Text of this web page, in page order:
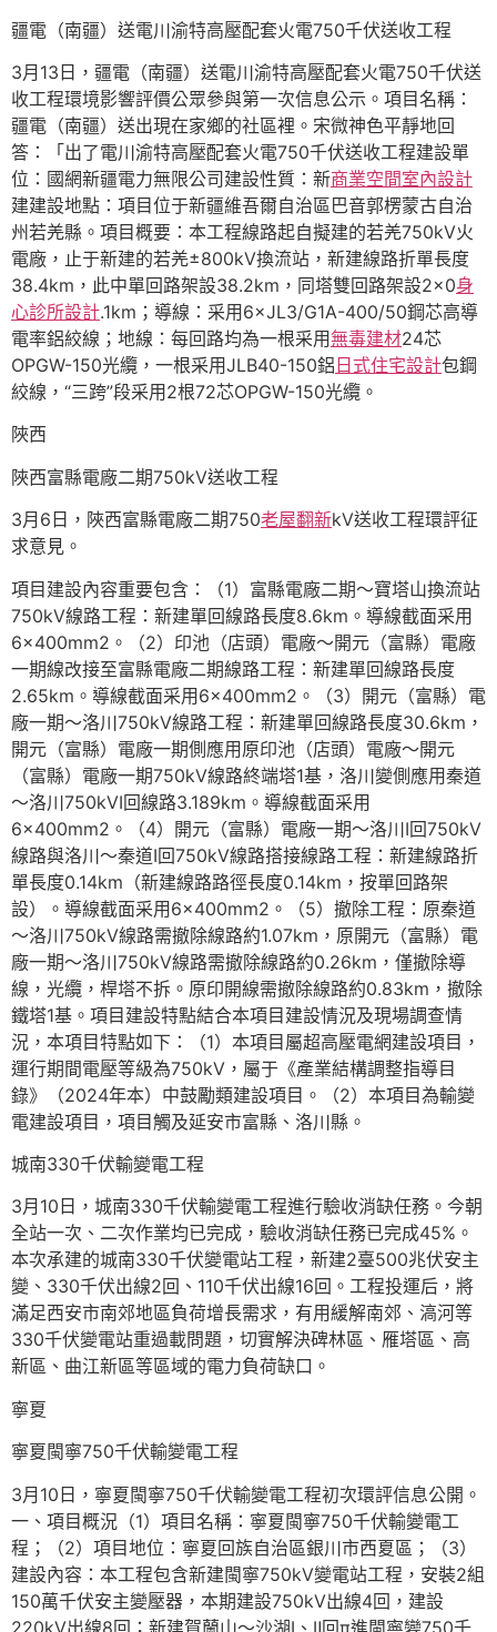
疆電（南疆）送電川渝特高壓配套火電750千伏送收工程
3月13日，疆電（南疆）送電川渝特高壓配套火電750千伏送
收工程環境影響評價公眾參與第一次信息公示。項目名稱：
疆電（南疆）送出現在家鄉的社區裡。宋微神色平靜地回
答：「出了電川渝特高壓配套火電750千伏送收工程建設單
位：國網新疆電力無限公司建設性質：新商業空間室內設計
建建設地點：項目位于新疆維吾爾自治區巴音郭楞蒙古自治
州若羌縣。項目概要：本工程線路起自擬建的若羌750kV火
電廠，止于新建的若羌±800kV換流站，新建線路折單長度
38.4km，此中單回路架設38.2km，同塔雙回路架設2×0身
心診所設計.1km；導線：采用6×JL3/G1A-400/50鋼芯高導
電率鋁絞線；地線：每回路均為一根采用無毒建材24芯
OPGW-150光纜，一根采用JLB40-150鋁 日式住宅設計包鋼
絞線，“三跨”段采用2根72芯OPGW-150光纜。
陜西
陜西富縣電廠二期750kV送收工程
3月6日，陜西富縣電廠二期750老屋翻新kV送收工程環評征
求意見。
項目建設內容重要包含：（1）富縣電廠二期～寶塔山換流站
750kV線路工程：新建單回線路長度8.6km。導線截面采用
6×400mm2。（2）印池（店頭）電廠～開元（富縣）電廠
一期線改接至富縣電廠二期線路工程：新建單回線路長度
2.65km。導線截面采用6×400mm2。（3）開元（富縣）電
廠一期～洛川750kV線路工程：新建單回線路長度30.6km，
開元（富縣）電廠一期側應用原印池（店頭）電廠～開元
（富縣）電廠一期750kV線路終端塔1基，洛川變側應用秦道
～洛川750kVⅠ回線路3.189km。導線截面采用
6×400mm2。（4）開元（富縣）電廠一期～洛川Ⅰ回750kV
線路與洛川～秦道Ⅰ回750kV線路搭接線路工程：新建線路折
單長度0.14km（新建線路路徑長度0.14km，按單回路架
設）。導線截面采用6×400mm2。（5）撤除工程：原秦道
～洛川750kV線路需撤除線路約1.07km，原開元（富縣）電
廠一期～洛川750kV線路需撤除線路約0.26km，僅撤除導
線，光纜，桿塔不拆。原印開線需撤除線路約0.83km，撤除
鐵塔1基。項目建設特點結合本項目建設情況及現場調查情
況，本項目特點如下：（1）本項目屬超高壓電網建設項目，
運行期間電壓等級為750kV，屬于《產業結構調整指導目
錄》（2024年本）中鼓勵類建設項目。（2）本項目為輸變
電建設項目，項目觸及延安市富縣、洛川縣。
城南330千伏輸變電工程
3月10日，城南330千伏輸變電工程進行驗收消缺任務。今朝
全站一次、二次作業均已完成，驗收消缺任務已完成45%。
本次承建的城南330千伏變電站工程，新建2臺500兆伏安主
變、330千伏出線2回、110千伏出線16回。工程投運后，將
滿足西安市南郊地區負荷增長需求，有用緩解南郊、滈河等
330千伏變電站重過載問題，切實解決碑林區、雁塔區、高
新區、曲江新區等區域的電力負荷缺口。
寧夏
寧夏閩寧750千伏輸變電工程
3月10日，寧夏閩寧750千伏輸變電工程初次環評信息公開。
一、項目概況（1）項目名稱：寧夏閩寧750千伏輸變電工
程；（2）項目地位：寧夏回族自治區銀川市西夏區；（3）
建設內容：本工程包含新建閩寧750kV變電站工程，安裝2組
150萬千伏安主變壓器，本期建設750kV出線4回，建設
220kV出線8回；新建賀蘭山～沙湖Ⅰ、Ⅱ回π進閩寧變750千